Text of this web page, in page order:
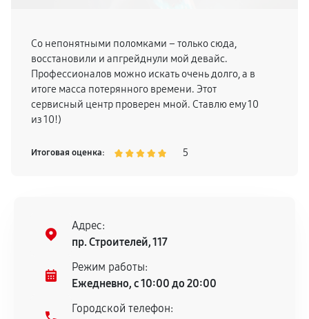
Со непонятными поломками – только сюда,
восстановили и апгрейднули мой девайс.
Профессионалов можно искать очень долго, а в
итоге масса потерянного времени. Этот
сервисный центр проверен мной. Ставлю ему 10
из 10!)
Итоговая оценка: 5
Адрес:
пр. Строителей, 117
Режим работы:
Ежедневно, с 10:00 до 20:00
Городской телефон: